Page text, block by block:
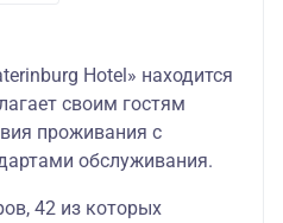
Hotel» находится
своим гостям
проживания с
обслуживания.
42 из которых